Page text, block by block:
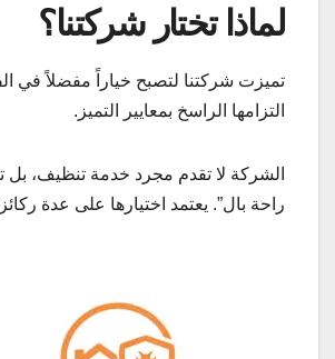
لماذا تختار شركتنا؟
تميزت شركتنا لتصبح خياراً مفضلاً في
التزامها الراسخ بمعايير التميز.
الشركة لا تقدم مجرد خدمة تنظيف، بل
راحة بال”. يعتمد اختيارها على عدة